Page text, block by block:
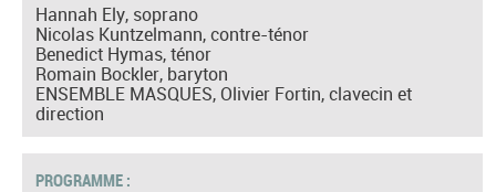
Hannah Ely, soprano
Nicolas Kuntzelmann, contre-ténor
Benedict Hymas, ténor
Romain Bockler, baryton
ENSEMBLE MASQUES, Olivier Fortin, clavecin et
direction
PROGRAMME :